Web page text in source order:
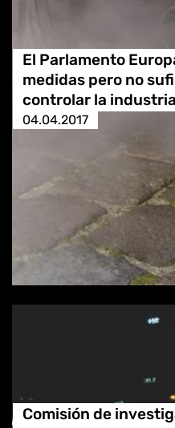
El Parlamento
medidas pero no
controlar la
04.04.2017
Comisión de